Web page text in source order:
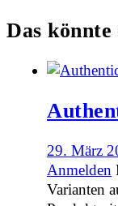
Das
29. März
Anmelden
Varianten